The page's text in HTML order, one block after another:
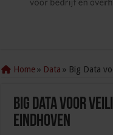
Home » Data » Big Data
Big Data voor
Eindhoven